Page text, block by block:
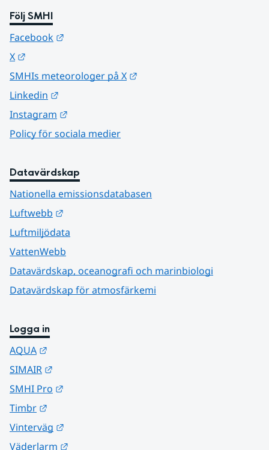
Följ SMHI
Facebook
X
SMHIs meteorologer på X
Linkedin
Instagram
Policy för sociala medier
Datavärdskap
Nationella emissionsdatabasen
Luftwebb
Luftmiljödata
VattenWebb
Datavärdskap, oceanografi och marinbiologi
Datavärdskap för atmosfärkemi
Logga in
AQUA
SIMAIR
SMHI Pro
Timbr
Vinterväg
Väderlarm